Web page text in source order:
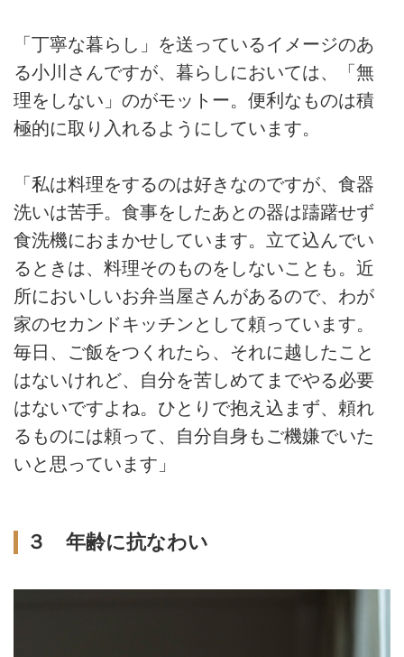
「丁寧な暮らし」を送っているイメージのあ
る小川さんですが、暮らしにおいては、「無
理をしない」のがモットー。便利なものは積
極的に取り入れるようにしています。
「私は料理をするのは好きなのですが、食器
洗いは苦手。食事をしたあとの器は躊躇せず
食洗機におまかせしています。立て込んでい
るときは、料理そのものをしないことも。近
所においしいお弁当屋さんがあるので、わが
家のセカンドキッチンとして頼っています。
毎日、ご飯をつくれたら、それに越したこと
はないけれど、自分を苦しめてまでやる必要
はないですよね。ひとりで抱え込まず、頼れ
るものには頼って、自分自身もご機嫌でいた
いと思っています」
３ 年齢に抗なわい